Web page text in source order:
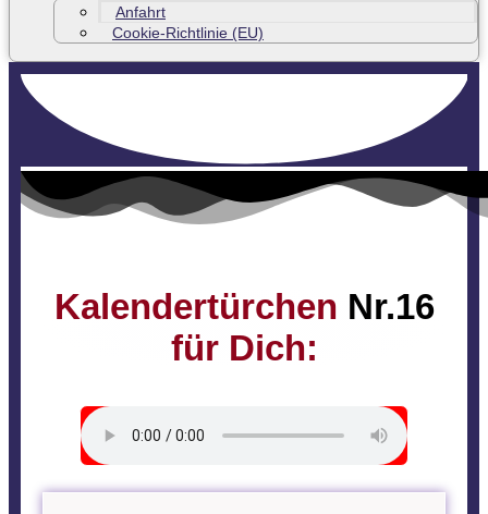
Anfahrt
Cookie-Richtlinie (EU)
Kalendertürchen Nr.16
für Dich: